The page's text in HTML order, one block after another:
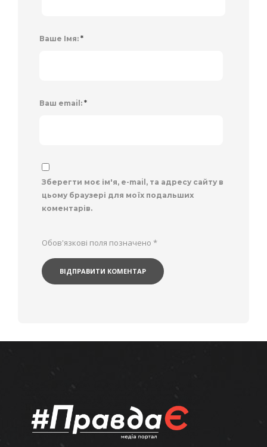
Ваше Імя: *
Ваш email: *
Зберегти моє ім'я, e-mail, та адресу сайту в
цьому браузері для моїх подальших
коментарів.
Обов'язкові поля позначено *